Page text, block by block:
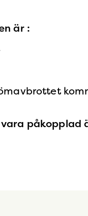
är :
vara